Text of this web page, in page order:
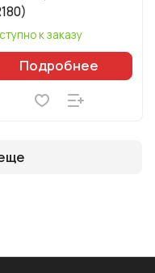
к заказу
Подробнее